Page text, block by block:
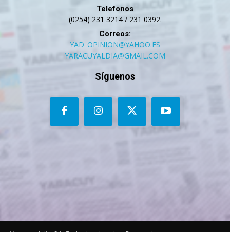
Telefonos
(0254) 231 3214 / 231 0392.
Correos:
YAD_OPINION@YAHOO.ES
YARACUYALDIA@GMAIL.COM
Síguenos